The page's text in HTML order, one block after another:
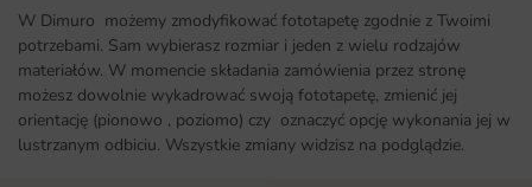
W Dimuro możemy zmodyfikować fototapetę zgodnie z Twoimi
potrzebami. Sam wybierasz rozmiar i jeden z wielu rodzajów
materiałów. W momencie składania zamówienia przez stronę
możesz dowolnie wykadrować swoją fototapetę, zmienić jej
orientację (pionowo , poziomo) czy oznaczyć opcję wykonania jej w
lustrzanym odbiciu. Wszystkie zmiany widzisz na podglądzie.